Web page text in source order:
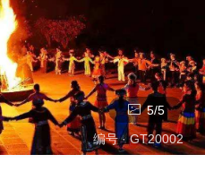
5/5
编号 ·GT20002